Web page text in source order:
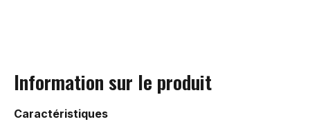
Information sur le produit
Caractéristiques